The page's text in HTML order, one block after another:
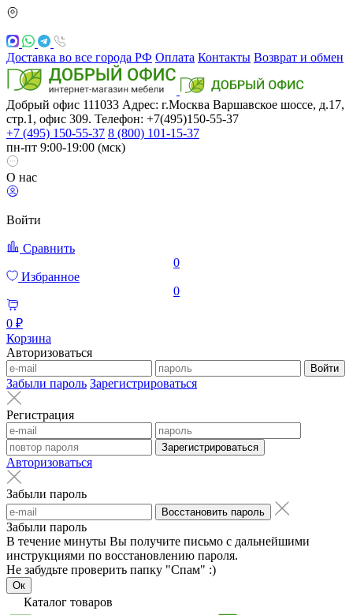
Доставка во все города РФ Оплата Контакты Возврат и обмен
Добрый офис 111033 Адрес: г.Москва Варшавское шоссе, д.17,
стр.1, офис 309. Телефон: +7(495)150-55-37
+7 (495) 150-55-37 8 (800) 101-15-37
пн-пт 9:00-19:00 (мск)
О нас
Войти
Сравнить
0
Избранное
0
0 ₽
Корзина
Авторизоваться
Войти
Забыли пароль Зарегистрироваться
Регистрация
Зарегистрироваться
Авторизоваться
Забыли пароль
Восстановить пароль
Забыли пароль
В течение минуты Вы получите письмо с дальнейшими
инструкциями по восстановлению пароля.
Не забудьте проверить папку "Спам" :)
Ок
Каталог товаров